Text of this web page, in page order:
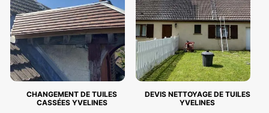
CHANGEMENT DE TUILES
CASSÉES YVELINES
DEVIS NETTOYAGE DE TUILES
YVELINES